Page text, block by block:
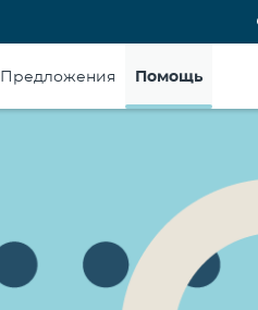
Предложения Помощь